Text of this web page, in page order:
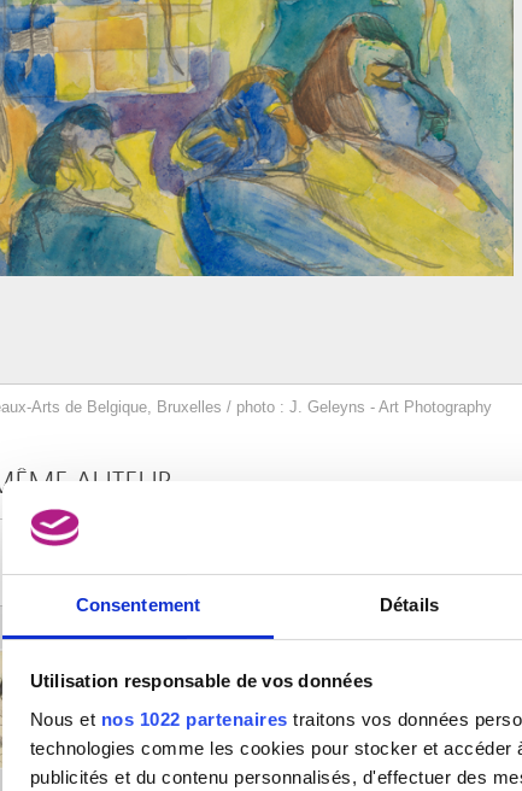
Consentement Détails
Utilisation responsable de vos données
Nous et nos 1022 partenaires traitons vos données
technologies comme les cookies pour stocker et
publicités et du contenu personnalisés, d'effectuer des
Arts de Belgique, Bruxelles / photo : J. Geleyns - Art Photography
AUTEUR